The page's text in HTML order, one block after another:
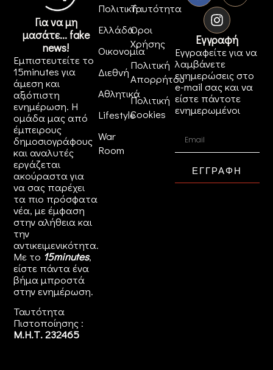
Για να μη
μασάτε... fake
news!
Εμπιστευτείτε το
15minutes για
άμεση και
αξιόπιστη
ενημέρωση. Η
ομάδα μας από
έμπειρους
δημοσιογράφους
και αναλυτές
εργάζεται
ακούραστα για
να σας παρέχει
τα πιο πρόσφατα
νέα, με έμφαση
στην αλήθεια και
την
αντικειμενικότητα.
Με το 15minutes,
είστε πάντα ένα
βήμα μπροστά
στηνενημέρωση.
Ταυτότητα
Πιστοποίησης :
Μ.Η.Τ. 232465
Πολιτική
Ελλάδα
Οικονομία
Διεθνή
Αθλητικά
Lifestyle
War
Room
Ταυτότητα
Όροι
Χρήσης
Πολιτική
Απορρήτου
Πολιτική
Cookies
Εγγραφή
Εγγραφείτε για να
λαμβάνετε
ενημερώσεις στο
e-mail σας και να
είστε πάντοτε
ενημερωμένοι
ΕΓΓΡΑΦΗ